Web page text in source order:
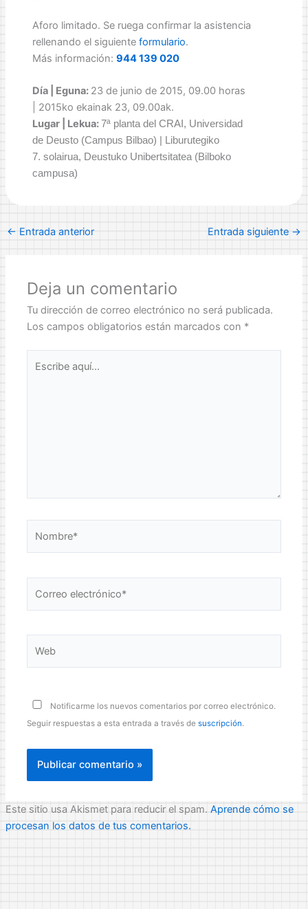
Aforo limitado. Se ruega confirmar la asistencia
rellenando el siguiente formulario.
Más información: 944 139 020
Día | Eguna: 23 de junio de 2015, 09.00 horas
| 2015ko ekainak 23, 09.00ak.
Lugar | Lekua:7ª planta del CRAI, Universidad
de Deusto (Campus Bilbao) | Liburutegiko
7. solairua, Deustuko Unibertsitatea (Bilboko
campusa)
←Entrada anterior Entrada siguiente→
Deja un comentario
Tu dirección de correo electrónico no será publicada.
Los campos obligatorios están marcados con *
aquí...
electrónico*
Notificarme los nuevos comentarios por correo electrónico.
Seguir respuestas a esta entrada a través desuscripción.
Este sitio usa Akismet para reducir el spam.Aprende cómo se
procesan los datos de tus comentarios.